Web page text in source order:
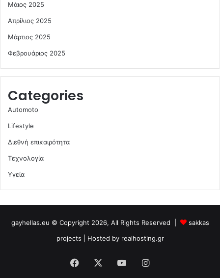
Μάιος 2025
Απρίλιος 2025
Μάρτιος 2025
Φεβρουάριος 2025
Categories
Automoto
Lifestyle
Διεθνή επικαιρότητα
Τεχνολογία
Υγεία
gayhellas.eu © Copyright 2026, All Rights Reserved |
sakkas
projects | Hosted by realhosting.gr
Facebook YouTubeInstagram